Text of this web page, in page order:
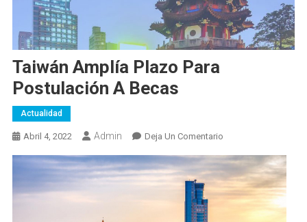
Taiwán Amplía Plazo Para
Postulación A Becas
Actualidad
Abril 4, 2022 Admin Deja Un ComentarioEn
Amplía
Plazo
Para
Postulación